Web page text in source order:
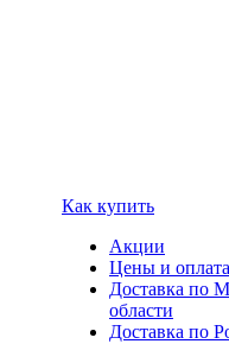
Как купить
Акции
Цены и оплата
Доставка по
области
Доставка по